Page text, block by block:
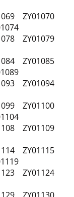
ZY01070
ZY01079
ZY01085
ZY01094
ZY01100
ZY01109
ZY01115
ZY01124